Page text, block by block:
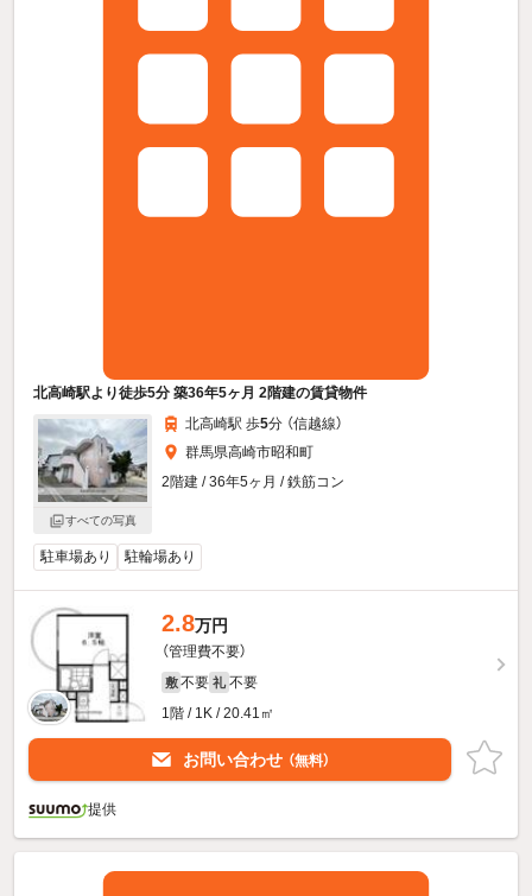
北高崎駅より徒歩5分 築36年5ヶ月 2階建の賃貸物件
すべての写真
北高崎駅 歩5分 （信越線）
群馬県高崎市昭和町
2階建 / 36年5ヶ月 / 鉄筋コン
駐車場あり 駐輪場あり
2.8万円
（管理費不要）
敷 不要 礼 不要
1階 / 1K / 20.41㎡
お問い合わせ （無料）
提供